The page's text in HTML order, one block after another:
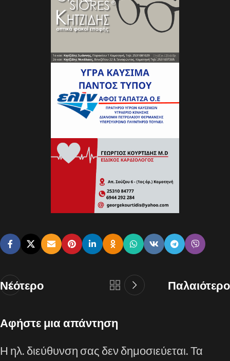
Νεότερο Παλαιότερο
Αφήστε μια απάντηση
Η ηλ. διεύθυνση σας δεν δημοσιεύεται.Τα